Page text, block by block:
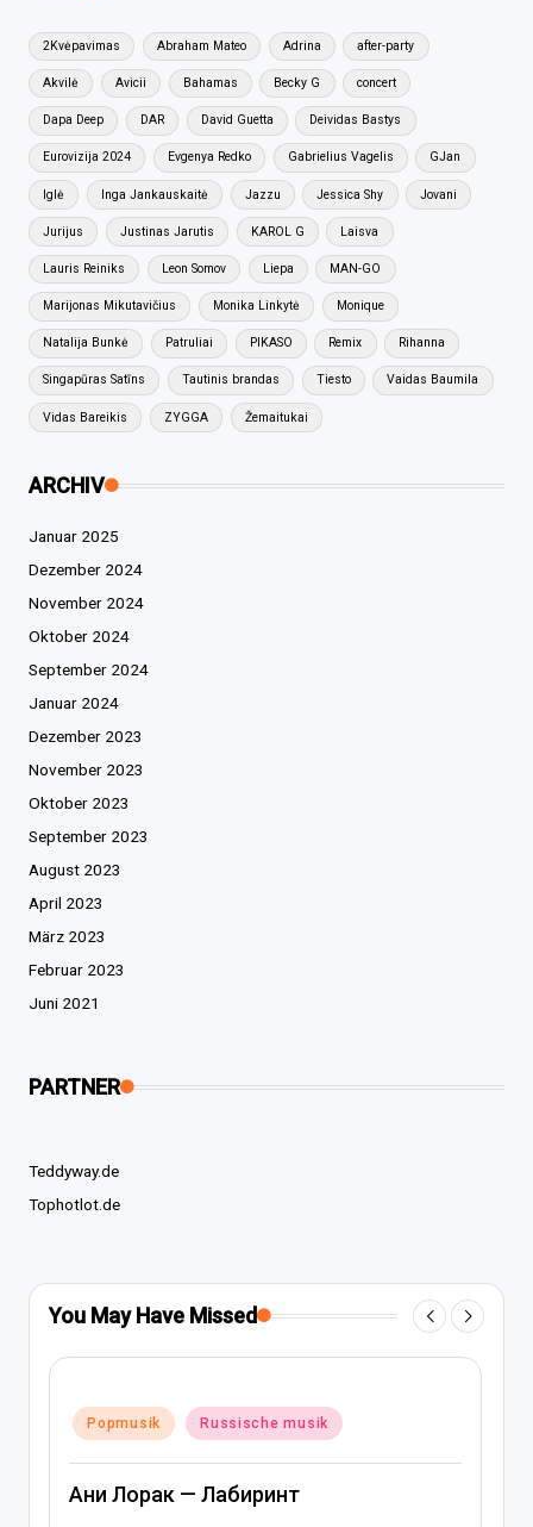
2Kvėpavimas Abraham Mateo Adrina after-party
Akvilė Avicii Bahamas Becky G concert
Dapa Deep DAR David Guetta Deividas Bastys
Eurovizija 2024 Evgenya Redko Gabrielius Vagelis GJan
Iglė Inga Jankauskaitė Jazzu Jessica Shy Jovani
Jurijus Justinas Jarutis KAROL G Laisva
Lauris Reiniks Leon Somov Liepa MAN-GO
Marijonas Mikutavičius Monika Linkytė Monique
Natalija Bunkė Patruliai PIKASO Remix Rihanna
Singapūras Satīns Tautinis brandas Tiesto Vaidas Baumila
Vidas Bareikis ZYGGA Žemaitukai
ARCHIV
Januar 2025
Dezember 2024
November 2024
Oktober 2024
September 2024
Januar 2024
Dezember 2023
November 2023
Oktober 2023
September 2023
August 2023
April 2023
März 2023
Februar 2023
Juni 2021
PARTNER
Teddyway.de
Tophotlot.de
You May Have Missed
in
Popmusik
Russische musik
Артем Качер Ани Лорак –